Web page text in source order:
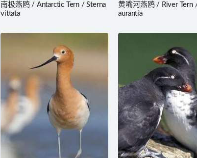
南极燕鸥 / Antarctic Tern / Sterna
vittata
黄嘴河燕鸥 / River Tern
aurantia